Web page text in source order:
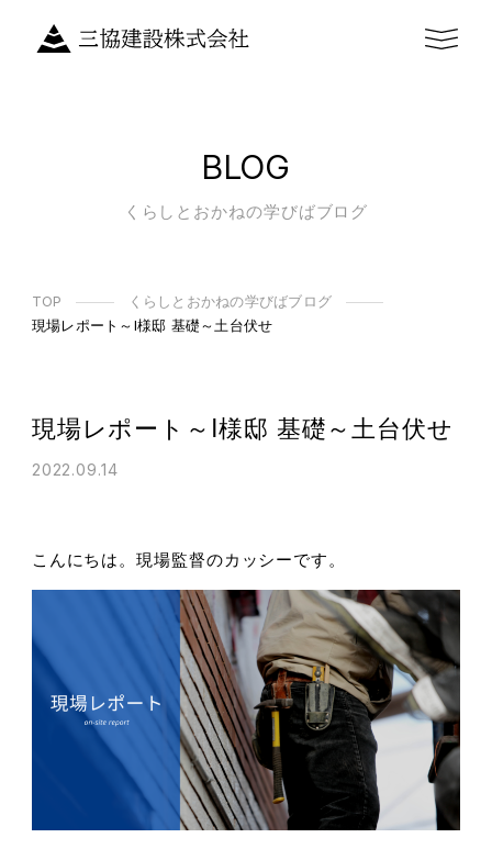
BLOG
くらしとおかねの学びばブログ
TOP
くらしとおかねの学びばブログ
現場レポート～I様邸 基礎～土台伏せ
現場レポート～I様邸 基礎～土台伏せ
2022.09.14
こんにちは。現場監督のカッシーです。